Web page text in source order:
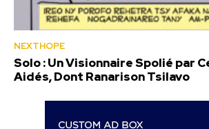
NEXTHOPE
Solo : Un Visionnaire Spolié par
Aidés, Dont Ranarison Tsilavo